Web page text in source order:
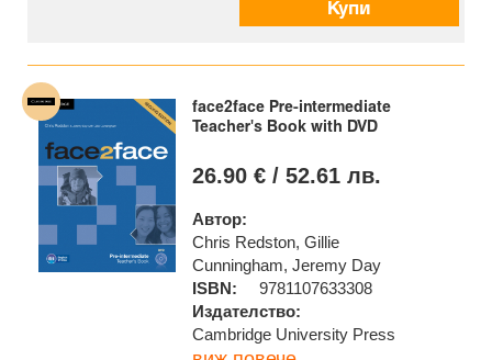
Купи
face2face Pre-intermediate
Teacher's Book with DVD
26.90 € / 52.61 лв.
Автор:
Chris Redston, Gillie
Cunningham, Jeremy Day
ISBN:
9781107633308
Издателство:
Cambridge University Press